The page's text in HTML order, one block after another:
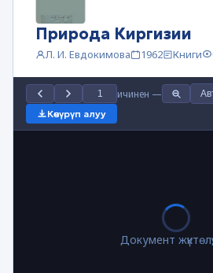
Природа Киргизии
Л. И. Евдокимова 1962 Книги
ичинен —
Көчүрүп алуу
Документ